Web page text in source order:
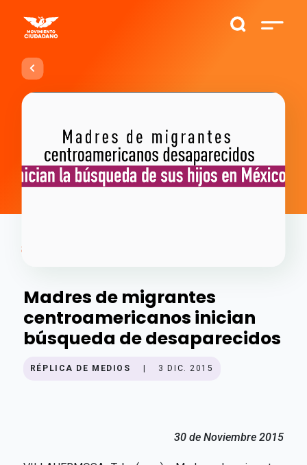
Madres de migrantes
centroamericanos inician
búsqueda de desaparecidos
RÉPLICA DE MEDIOS 3 DIC. 2015
30 de Noviembre 2015